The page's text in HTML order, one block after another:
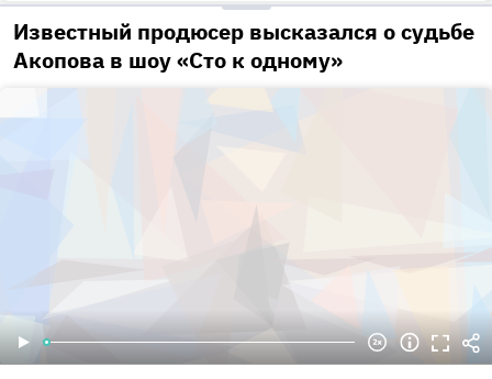
Известный продюсер высказался о судьбе
Акопова в шоу «Сто к одному»